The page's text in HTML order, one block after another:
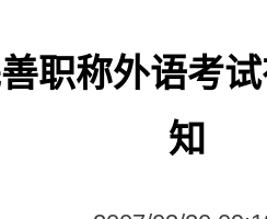
职称外语考
知